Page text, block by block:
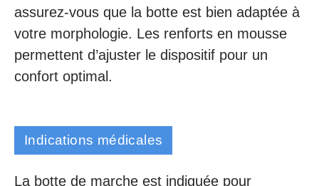
assurez-vous que la botte est bien adaptée à
votre morphologie. Les renforts en mousse
permettent d’ajuster le dispositif pour un
confort optimal.
Indications médicales
La botte de marche est indiquée pour